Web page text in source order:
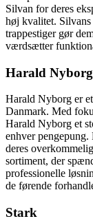
Silvan for deres
høj kvalitet.
trappestiger gør
værdsætter
Harald Nyborg
Harald Nyborg er
Danmark. Med
Harald Nyborg et
enhver
deres
sortiment, der
professionelle
de førende
Stark